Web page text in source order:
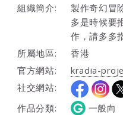
組織簡介:
製作奇幻冒
多是時候要
作，請多多
所屬地區:
香港
官方網站:
kradia-
社交網站:
作品分類:
一般向